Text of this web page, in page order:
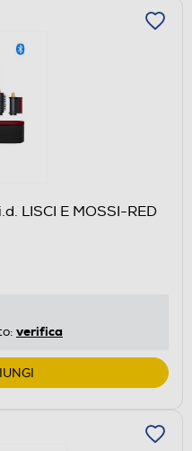
LISCI E MOSSI-RED
verifica